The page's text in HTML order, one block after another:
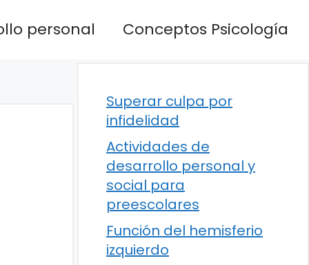
personal Conceptos Psicología
Superar culpa por
infidelidad
Actividades de
desarrollo personal y
social para
preescolares
Función del hemisferio
izquierdo